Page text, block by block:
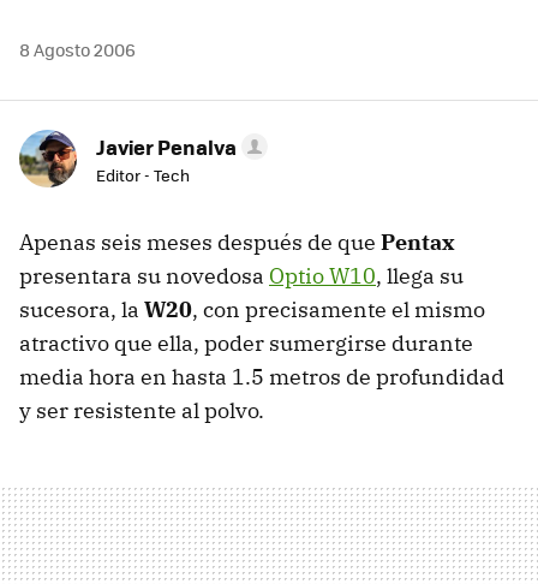
8 Agosto 2006
Javier Penalva
Editor - Tech
Apenas seis meses después de que Pentax
presentara su novedosa Optio W10, llega su
sucesora, la W20, con precisamente el mismo
atractivo que ella, poder sumergirse durante
media hora en hasta 1.5 metros de profundidad
y ser resistente al polvo.